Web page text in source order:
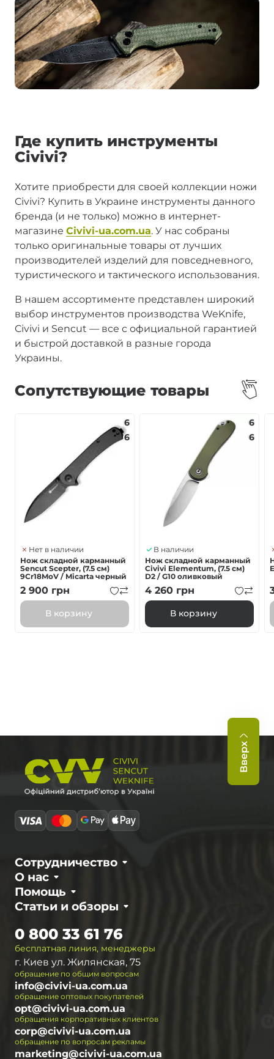
Где купить инструменты
Civivi?
Хотите приобрести для своей коллекции ножи
Civivi? Купить в Украине инструменты данного
бренда (и не только) можно в интернет-
магазине Civivi-ua.com.ua. У нас собраны
только оригинальные товары от лучших
производителей изделий для повседневного,
туристического и тактического использования.
В нашем ассортименте представлен широкий
выбор инструментов производства WeKnife,
Civivi и Sencut — все с официальной гарантией
и быстрой доставкой в разные города
Украины.
Сопутствующие товары
6
6
Нет в наличии
Нож складной карманный
Sencut Scepter, (7.5 см)
9Cr18MoV / Micarta черный
2 900 грн
В корзину
6
6
В наличии
Нож складной карманный
Civivi Elementum, (7.5 см)
D2 / G10 оливковый
4 260 грн
В корзину
Вверх
О нас
Сотрудничество
Статьи и обзоры
Помощь
бесплатная линия, менеджеры
0 800 33 61 76
г. Киев ул. Жилянская, 75
обращение по общим вопросам
info@civivi-ua.com.ua
обращение оптовых покупателей
opt@civivi-ua.com.ua
обращения корпоративных клиентов
corp@civivi-ua.com.ua
обращение по вопросам рекламы
marketing@civivi-ua.com.ua